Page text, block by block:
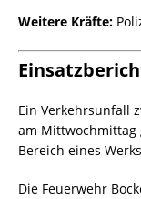
Weitere Kräfte:
Ein Verkehrsunfall
am Mittwochmittag
Bereich eines
Die Feuerwehr